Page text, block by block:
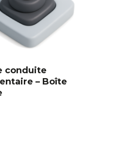
Ajouter Au Panier
conduite
– Boîte